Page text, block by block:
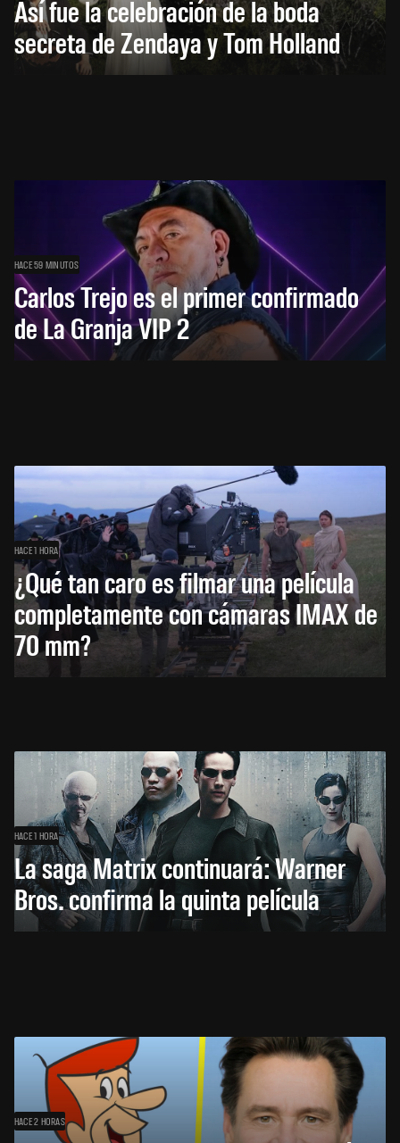
Así fue la celebración de la boda
secreta de Zendaya y Tom Holland
HACE 59 MINUTOS
Carlos Trejo es el primer confirmado
de La Granja VIP 2
HACE 1 HORA
¿Qué tan caro es filmar una película
completamente con cámaras IMAX de
70 mm?
HACE 1 HORA
La saga Matrix continuará: Warner
Bros. confirma la quinta película
HACE 2 HORAS